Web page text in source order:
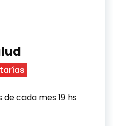
de cada mes 19 hs